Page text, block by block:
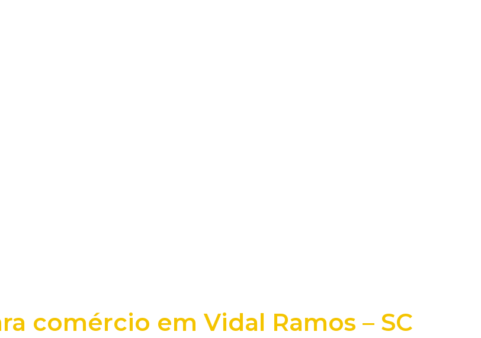
comércio em Vidal Ramos – SC